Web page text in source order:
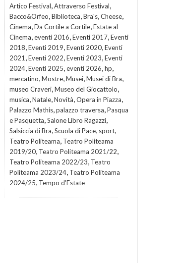
Artico Festival,Attraverso Festival,
Bacco&Orfeo,Biblioteca,Bra's,Cheese,
Cinema,Da Cortile a Cortile,Estate al
Cinema,eventi 2016,Eventi 2017,Eventi
2018,Eventi 2019,Eventi 2020,Eventi
2021 ,Eventi 2022,Eventi 2023,Eventi
2024,Eventi 2025,eventi 2026,hp,
mercatino,Mostre,Musei,Musei di Bra,
museo Craveri,Museo del Giocattolo,
musica,Natale,Novità,Opera in Piazza,
Palazzo Mathis,palazzo traversa,Pasqua
e Pasquetta,Salone Libro Ragazzi,
Salsiccia di Bra,Scuola di Pace, sport,
Teatro Politeama, Teatro Politeama
2019/20, Teatro Politeama 2021/22,
Teatro Politeama 2022/23, Teatro
Politeama 2023/24, Teatro Politeama
2024/25, Tempo d'Estate